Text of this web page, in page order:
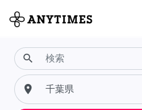
search
place